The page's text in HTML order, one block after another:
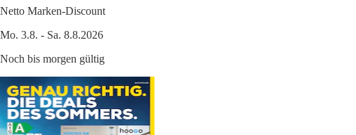
Netto Marken-Discount
Mo. 3.8. - Sa. 8.8.2026
Noch bis morgen gültig